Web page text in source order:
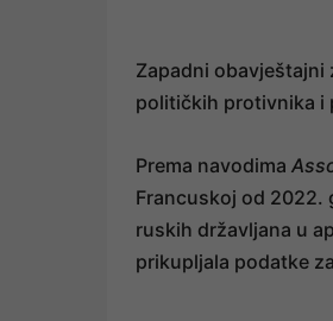
Zapadni
političkih protivnika i
Prema navodima
Francuskoj od 2022.
ruskih državljana u
prikupljala podatke